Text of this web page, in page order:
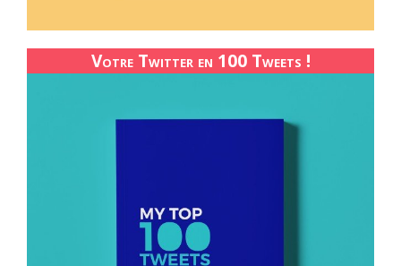
Votre Twitter en 100 Tweets !